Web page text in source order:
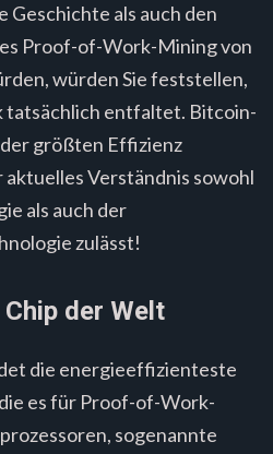
Geschichte als auch den
Proof-of-Work-Mining von
würden Sie feststellen,
tatsächlich entfaltet. Bitcoin-
größten Effizienz
Verständnis sowohl
als auch der
zulässt!
der Welt
die energieeffizienteste
es für Proof-of-Work-
sogenannte